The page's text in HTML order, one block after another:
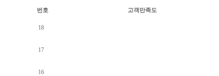
번호 고객만족도
18
17
16